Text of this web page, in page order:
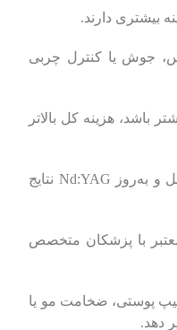
بیشتری دارند.
جوش یا کنترل چربی
باشد، هزینه کل بالاتر
دستگاه‌های اصل و به‌روز Nd:YAG نتایج
با پزشکان متخصص
پوستی، ضخامت مو یا
دهد.